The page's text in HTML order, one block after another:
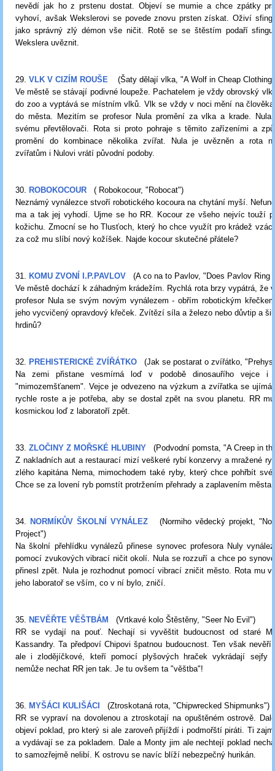
nevědí jak ho z prstenu dostat. Objeví se mumie a chce zpátky
vyhoví, avšak Wekslerovi se povede znovu prsten získat. Oživí
jako správný zlý démon vše ničit. Rotě se se štěstím podaří
Wekslera uvěznit.
29. VLK V CIZÍM ROUŠE (Šaty dělají vlka, "A Wolf in Cheap
Ve městě se stávají podivné loupeže. Pachatelem je vždy obrovský
do zoo a vyptává se místním vlků. Vlk se vždy v noci mění na
do města. Mezitím se profesor Nula promění za vlka a krade.
svému převtělovači. Rota si proto pohraje s těmito zařízeními a
promění do kombinace několika zvířat. Nula je uvězněn a rota
zvířatům i Nulovi vrátí původní podoby.
30. ROBOKOCOUR ( Robokocour, "Robocat")
Neznámý vynálezce stvoří robotického kocoura na chytání myší.
ma a tak jej vyhodí. Ujme se ho RR. Kocour ze všeho nejvíc touží
kožichu. Zmocní se ho Tlusťoch, který ho chce využít pro krádež
za což mu slíbí nový kožíšek. Najde kocour skutečné přátele?
31. KOMU ZVONÍ I.P.PAVLOV (A co na to Pavlov, "Does Pavlov Ring
Ve městě dochází k záhadným krádežím. Rychlá rota brzy vypátrá, že
profesor Nula se svým novým vynálezem - obřím robotickým
jeho vycvičený opravdový křeček. Zvítězí síla a železo nebo důvtip a
hrdinů?
32. PREHISTERICKÉ ZVÍŘÁTKO (Jak se postarat o zvířátko,
Na zemi přistane vesmírná loď v podobě dinosauřího vejce i
"mimozemšťanem". Vejce je odvezeno na výzkum a zvířatka se ujímá
rychle roste a je potřeba, aby se dostal zpět na svou planetu. RR
kosmickou loď z laboratoří zpět.
33. ZLOČINY Z MOŘSKÉ HLUBINY (Podvodní pomsta, "A Creep in
Z nakladních aut a restaurací mizí veškeré rybí konzervy a mražené
zlého kapitána Nema, mimochodem také ryby, který chce pohřbít
Chce se za lovení ryb pomstít protržením přehrady a zaplavením města.
34. NORMÍKŮV ŠKOLNÍ VYNÁLEZ (Normiho vědecký projekt,
Project")
Na školní přehlídku vynálezů přinese synovec profesora Nuly
pomocí zvukových vibrací ničit okolí. Nula se rozzuří a chce po
přinesl zpět. Nula je rozhodnut pomocí vibrací zničit město. Rota mu
jeho laboratoř se vším, co v ní bylo, zničí.
35. NEVĚŘTE VĚŠTBÁM
(Vrtkavé kolo Štěstěny, "Seer No Evil")
RR se vydají na pouť. Nechají si vyvěštit budoucnost od staré
Kassandry. Ta předpoví Chipovi špatnou budoucnost. Ten však
ale i zlodějíčkové, kteří pomocí plyšových hraček vykrádají sejfy
nemůže nechat RR jen tak. Je tu ovšem ta "věštba"!
36. MYŠÁCI KULIŠÁCI
(Ztroskotaná rota, "Chipwrecked Shipmunks")
RR se vypraví na dovolenou a ztroskotají na opuštěném ostrově.
objeví poklad, pro který si ale zaroveň přijíždí i podmořští piráti. Ti
a vydávají se za pokladem. Dale a Monty jim ale nechtejí poklad
to samozřejmě nelibí. K ostrovu se navíc blíží nebezpečný hurikán.